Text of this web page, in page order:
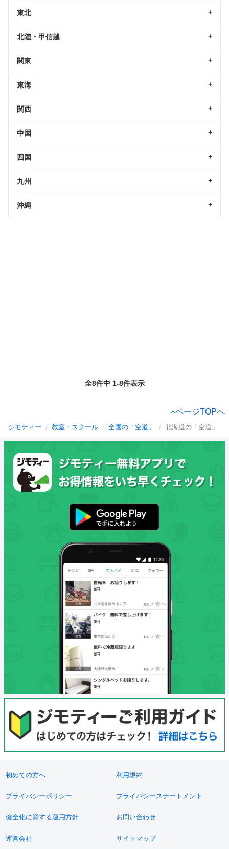
東北
北陸・甲信越
関東
東海
関西
中国
四国
九州
沖縄
全8件中 1-8件表示
ページTOPへ
ジモティー 教室・スクール 全国の「空道」 北海道の「空道」
初めての方へ 利用規約
プライバシーポリシー プライバシーステートメント
健全化に資する運用方針 お問い合わせ
運営会社 サイトマップ